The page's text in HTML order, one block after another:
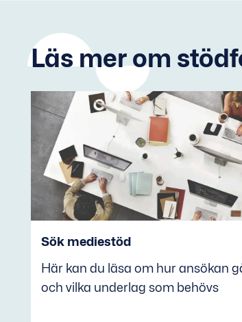
Läs mer om
Sök mediestöd
Här kan du läsa om hur ansökan
och vilka underlag som behövs